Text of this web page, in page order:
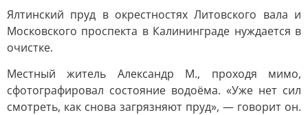
Ялтинский пруд в окрестностях Литовского вала и
Московского проспекта в Калининграде нуждается в
очистке.
Местный житель Александр М., проходя мимо,
сфотографировал состояние водоёма. «Уже нет сил
смотреть, как снова загрязняют пруд», — говорит он.